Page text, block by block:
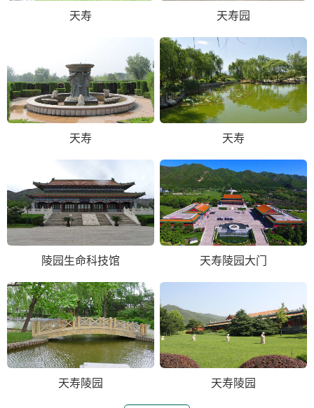
天寿 天寿园
天寿 天寿
陵园生命科技馆 天寿陵园大门
天寿陵园 天寿陵园